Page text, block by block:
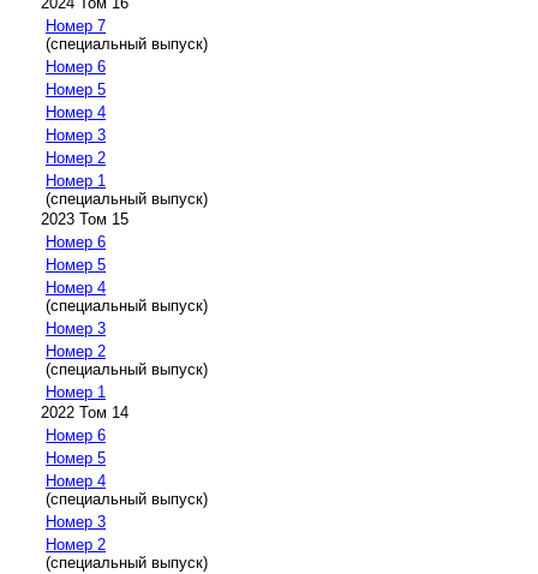
Номер 7
(специальный выпуск)
Номер 6
Номер 5
Номер 4
Номер 3
Номер 2
Номер 1
(специальный выпуск)
2023 Том 15
Номер 6
Номер 5
Номер 4
(специальный выпуск)
Номер 3
Номер 2
(специальный выпуск)
Номер 1
2022 Том 14
Номер 6
Номер 5
Номер 4
(специальный выпуск)
Номер 3
Номер 2
(специальный выпуск)